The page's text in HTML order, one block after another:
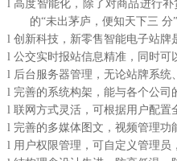
l 高度智能化，除了对商品进行
的“未出茅庐，便知天下三 分
l 创新科技，新零售智能电子站牌
l 公交实时报站信息精准，同时可
l 后台服务器管理，无论站牌系统
l 完善的系统构架，能与各个公司
l 联网方式灵活，可根据用户配置
l 完善的多媒体图文，视频管理功
l 用户权限管理，可自定义管理员